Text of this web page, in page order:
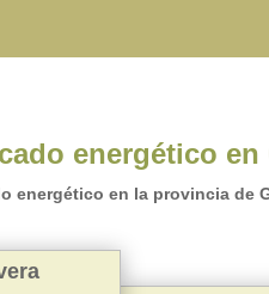
energético en
energético en la provincia de